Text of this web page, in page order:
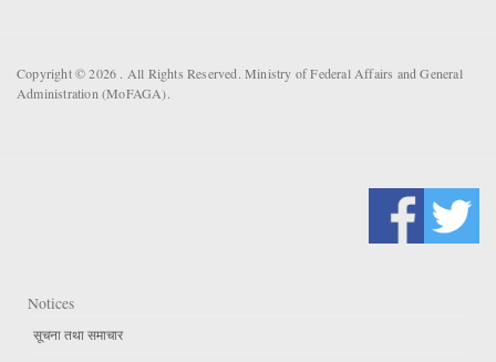
Copyright © 2026 . All Rights Reserved. Ministry of Federal Affairs and General
Administration (MoFAGA).
Notices
सूचना तथा समाचार